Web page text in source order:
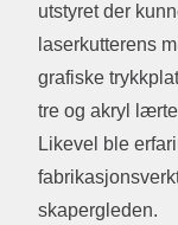
utstyret der
laserkutterens
grafiske
tre og akryl
Likevel ble
skapergleden.